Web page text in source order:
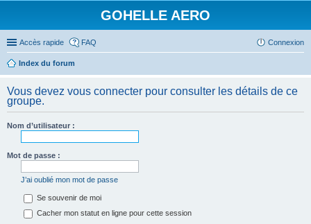
GOHELLE AERO
Accès rapide FAQ Connexion
Index du forum
Vous devez vous connecter pour consulter les détails de ce
groupe.
Nom d’utilisateur :
Mot de passe :
J’ai oublié mon mot de passe
Se souvenir de moi
Cacher mon statut en ligne pour cette session